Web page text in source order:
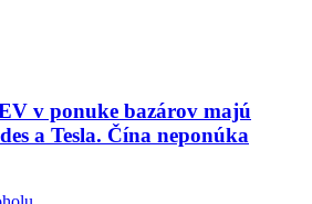
v ponuke bazárov majú
a Tesla. Čína neponúka